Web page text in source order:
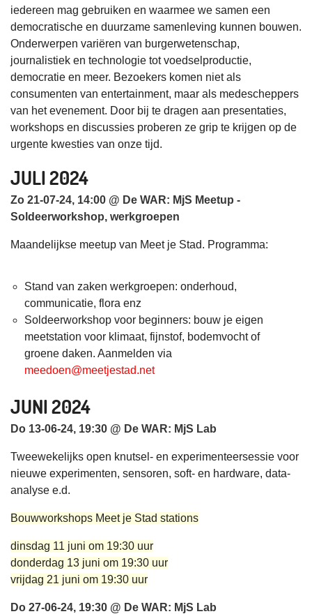
iedereen mag gebruiken en waarmee we samen een
democratische en duurzame samenleving kunnen bouwen.
Onderwerpen variëren van burgerwetenschap,
journalistiek en technologie tot voedselproductie,
democratie en meer. Bezoekers komen niet als
consumenten van entertainment, maar als medescheppers
van het evenement. Door bij te dragen aan presentaties,
workshops en discussies proberen ze grip te krijgen op de
urgente kwesties van onze tijd.
JULI 2024
Zo 21-07-24, 14:00 @ De WAR: MjS Meetup -
Soldeerworkshop, werkgroepen
Maandelijkse meetup van Meet je Stad. Programma:
Stand van zaken werkgroepen: onderhoud,
communicatie, flora enz
Soldeerworkshop voor beginners: bouw je eigen
meetstation voor klimaat, fijnstof, bodemvocht of
groene daken. Aanmelden via
meedoen@meetjestad.net
JUNI 2024
Do 13-06-24, 19:30 @ De WAR: MjS Lab
Tweewekelijks open knutsel- en experimenteersessie voor
nieuwe experimenten, sensoren, soft- en hardware, data-
analyse e.d.
Bouwworkshops Meet je Stad stations
dinsdag 11 juni om 19:30 uur
donderdag 13 juni om 19:30 uur
vrijdag 21 juni om 19:30 uur
Do 27-06-24, 19:30 @ De WAR: MjS Lab